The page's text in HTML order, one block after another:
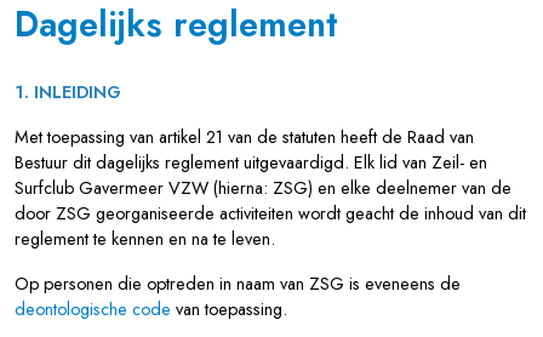
Dagelijks reglement
1. INLEIDING
Met toepassing van artikel 21 van de statuten heeft de Raad van
Bestuur dit dagelijks reglement uitgevaardigd. Elk lid van Zeil- en
Surfclub Gavermeer VZW (hierna: ZSG) en elke deelnemer van de
door ZSG georganiseerde activiteiten wordt geacht de inhoud van dit
reglement te kennen en na te leven.
Op personen die optreden in naam van ZSG is eveneens de
deontologische code van toepassing.